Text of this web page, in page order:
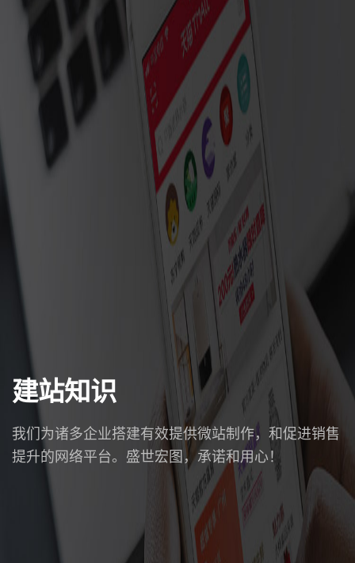
建站知识
我们为诸多企业搭建有效提供微站制作，和促进销售
提升的网络平台。盛世宏图，承诺和用心！